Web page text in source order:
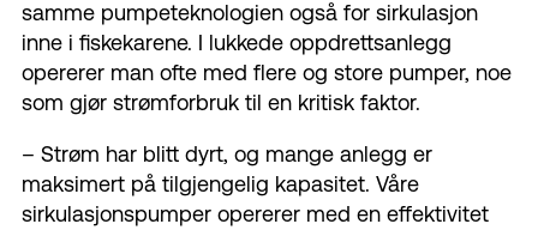
samme pumpeteknologien også for sirkulasjon
inne i fiskekarene. I lukkede oppdrettsanlegg
opererer man ofte med flere og store pumper, noe
som gjør strømforbruk til en kritisk faktor.
– Strøm har blitt dyrt, og mange anlegg er
maksimert på tilgjengelig kapasitet. Våre
sirkulasjonspumper opererer med en effektivitet